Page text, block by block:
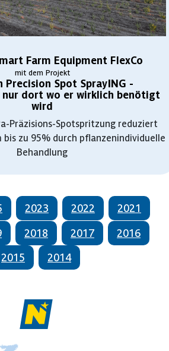
Farm Equipment FlexCo
mit dem Projekt
Precision Spot SprayING -
nur dort wo er wirklich benötigt
wird
Präzisions-Spotspritzung reduziert
bis zu 95% durch pflanzenindividuelle
Behandlung
2023 2022
2021
2018 2017
2016
2015
2014